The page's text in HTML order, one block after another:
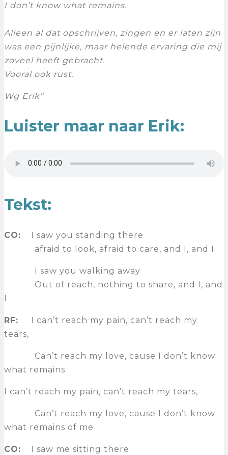
I don’t know what remains.
Alleen al dat opschrijven, zingen en er laten zijn
was een pijnlijke, maar helende ervaring die mij
zoveel heeft gebracht.
Vooral ook rust.
Wg Erik”
Luister maar naar Erik:
Tekst:
CO: I saw you standing there
afraid to look, afraid to care, and I, and I
I saw you walking away
Out of reach, nothing to share, and I, and
I
RF: I can’t reach my pain, can’t reach my
tears,
Can’t reach my love, cause I don’t know
what remains
I can’t reach my pain, can’t reach my tears,
Can’t reach my love, cause I don’t know
what remains of me
CO: I saw me sitting there